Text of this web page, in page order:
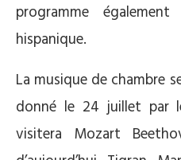
programme
hispanique.
La musique de chambre
donné le 24 juillet par
visitera Mozart